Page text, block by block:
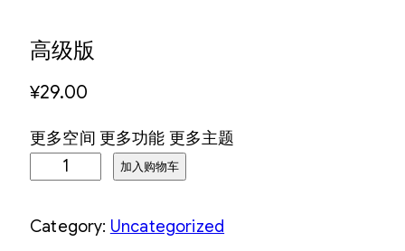
高级版
¥29.00
更多空间 更多功能 更多主题
版
加入购物车
Category: Uncategorized